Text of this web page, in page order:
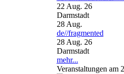
22 Aug. 26
Darmstadt
28 Aug.
de//fragmented
28 Aug. 26
Darmstadt
mehr...
Veranstaltungen am